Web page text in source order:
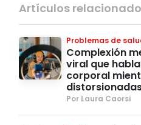
Artículos
Problemas de
Complexión
viral que
corporal
Por Laura Caorsi